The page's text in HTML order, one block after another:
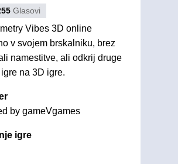
Glasovi
Vibes 3D online
v svojem brskalniku, brez
namestitve, ali odkrij druge
na 3D igre.
by gameVgames
igre